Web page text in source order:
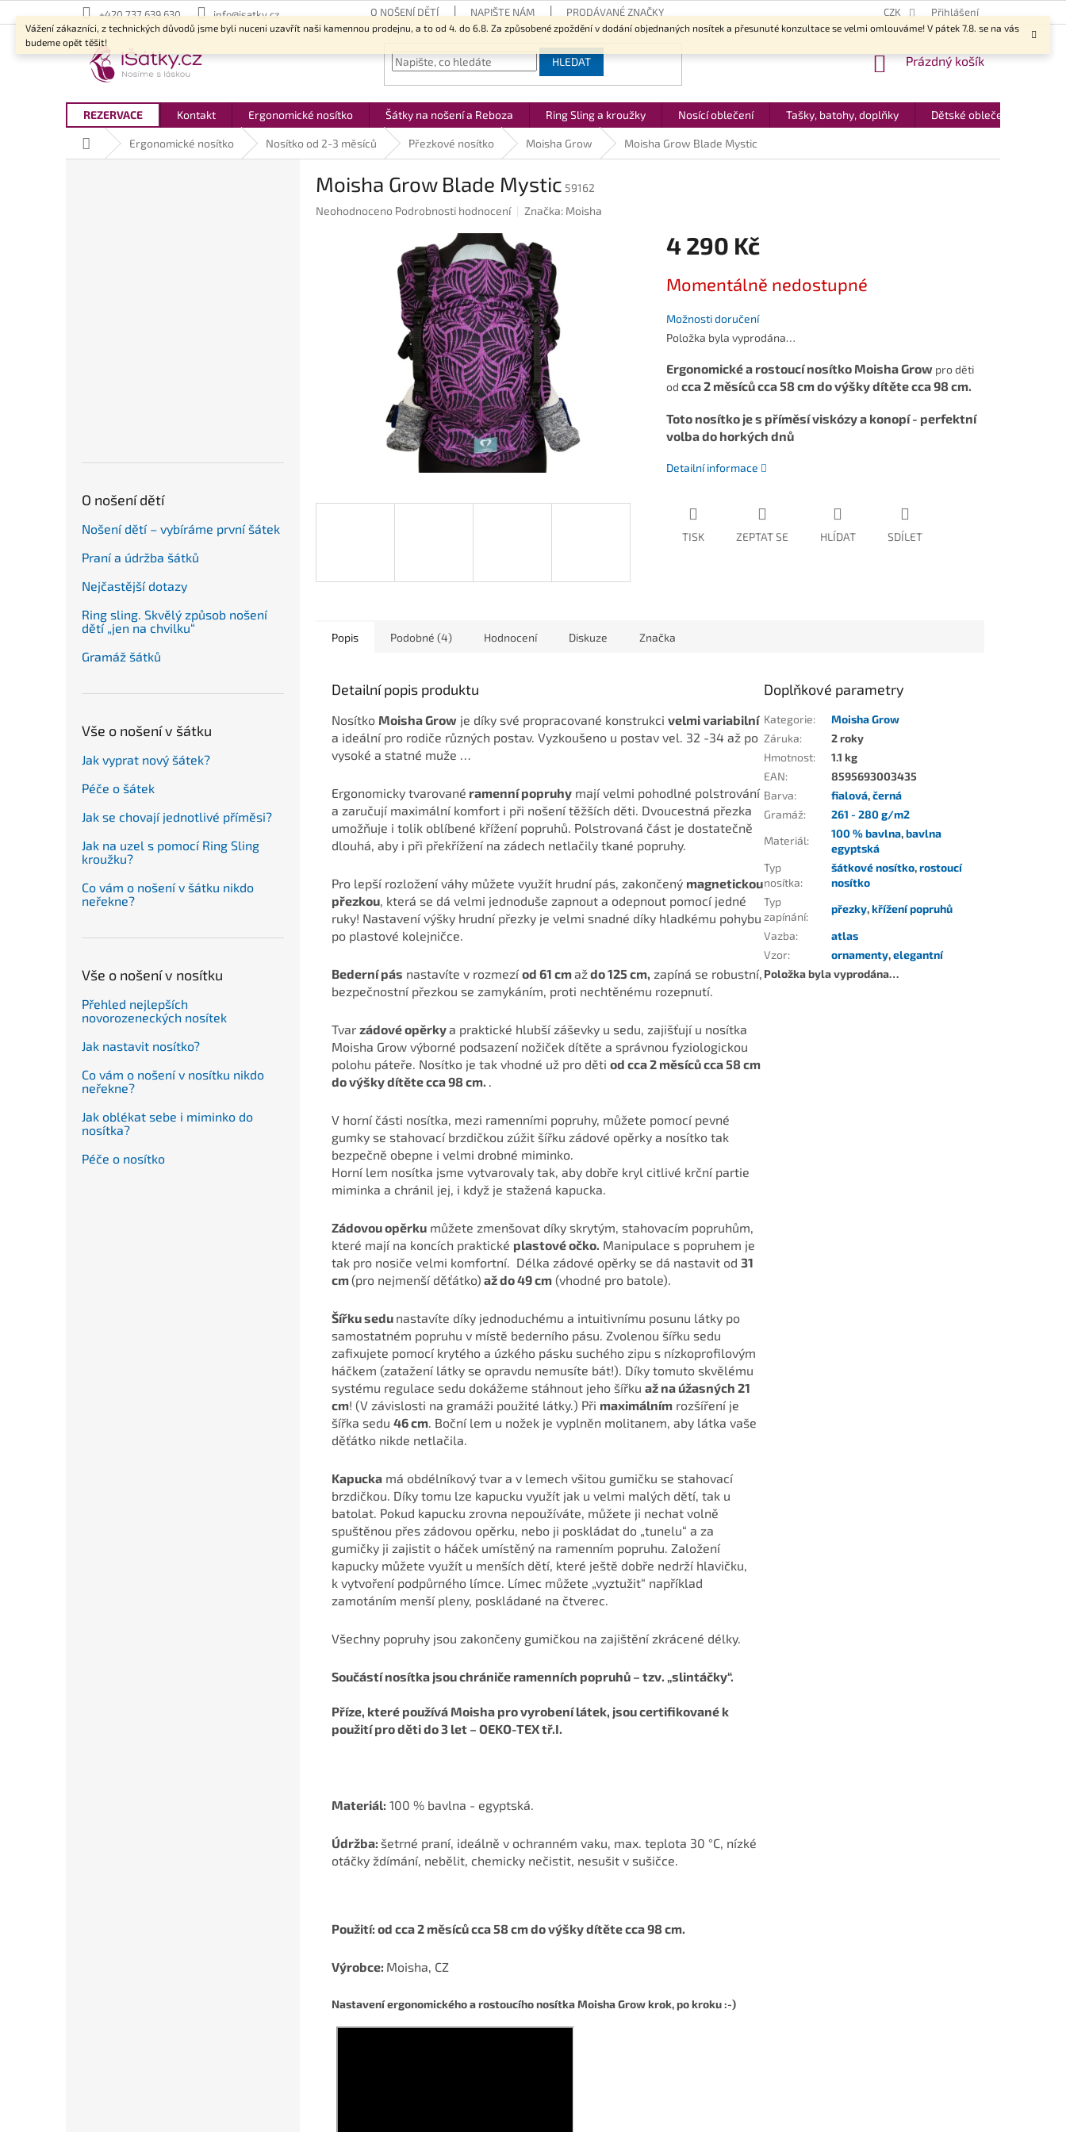
na
obsah
Vážení zákazníci, z technických důvodů jsme byli nuceni uzavřít naši kamennou prodejnu, a to od 4. do 6.8. Za způsobené zpoždění v dodání objednaných nosítek a přesunuté konzultace se velmi omlouváme! V pátek 7.8. se na vás
budeme opět těšit!
+420 737 639 630 info@isatky.cz O NOŠENÍ DĚTÍ NAPIŠTE NÁM PRODÁVANÉ ZNAČKY CZK Přihlášení
HLEDAT
NÁKUPNÍ
Prázdný košík
REZERVACE Kontakt Ergonomické nosítko Šátky na nošení a Reboza Ring Sling a kroužky Nosící oblečení Tašky, batohy, doplňky Dětské oblečení
Domů Ergonomické nosítko Nosítko od 2-3 měsíců Přezkové nosítko Moisha Grow Moisha Grow Blade Mystic
O nošení dětí
Nošení dětí – vybíráme první šátek
Praní a údržba šátků
Nejčastější dotazy
Ring sling. Skvělý způsob nošení
dětí „jen na chvilku“
Gramáž šátků
Vše o nošení v šátku
Jak vyprat nový šátek?
Péče o šátek
Jak se chovají jednotlivé příměsi?
Jak na uzel s pomocí Ring Sling
kroužku?
Co vám o nošení v šátku nikdo
neřekne?
Vše o nošení v nosítku
Přehled nejlepších
novorozeneckých nosítek
Jak nastavit nosítko?
Co vám o nošení v nosítku nikdo
neřekne?
Jak oblékat sebe i miminko do
nosítka?
Péče o nosítko
Moisha Grow Blade Mystic 59162
Průměrné
Neohodnoceno Podrobnosti hodnocení Značka: Moisha
4 290 Kč
cena:
Momentálně nedostupné
Možnosti doručení
Položka byla vyprodána…
Ergonomické a rostoucí nosítko Moisha Growpro děti
od cca 2 měsíců cca 58 cm do výšky dítěte cca 98 cm.
Toto nosítko je s příměsí viskózy a konopí - perfektní
volba do horkých dnů
Detailní informace
TISK ZEPTAT SE HLÍDAT SDÍLET
Popis Podobné (4) Hodnocení Diskuze Značka
Detailní popis produktu
Nosítko Moisha Grow je díky své propracované konstrukci velmi variabilní
a ideální pro rodiče různých postav. Vyzkoušeno u postav vel. 32 -34 až po
vysoké a statné muže …
Ergonomicky tvarované ramenní popruhy mají velmi pohodlné polstrování
a zaručují maximální komfort i při nošení těžších děti. Dvoucestná přezka
umožňuje i tolik oblíbené křížení popruhů. Polstrovaná část je dostatečně
dlouhá, aby i při překřížení na zádech netlačily tkané popruhy.
Pro lepší rozložení váhy můžete využít hrudní pás, zakončený magnetickou
přezkou , která se dá velmi jednoduše zapnout a odepnout pomocí jedné
ruky! Nastavení výšky hrudní přezky je velmi snadné díky hladkému pohybu
po plastové kolejničce.
Bederní pás nastavíte v rozmezíod 61 cmaždo 125 cm, zapíná se robustní,
bezpečnostní přezkou se zamykáním, proti nechtěnému rozepnutí.
Tvar zádové opěrkya praktické hlubší záševky u sedu, zajišťují u nosítka
Moisha Grow výborné podsazení nožiček dítěte a správnou fyziologickou
polohu páteře. Nosítko je tak vhodné už pro děti od cca 2 měsíců cca 58 cm
do výšky dítěte cca 98 cm.
V horní části nosítka, mezi ramenními popruhy, můžete pomocí pevné
gumky se stahovací brzdičkou zúžit šířku zádové opěrky a nosítko tak
bezpečně obepne i velmi drobné miminko.
Horní lem nosítka jsme vytvarovaly tak, aby dobře kryl citlivé krční partie
miminka a chránil jej, i když je stažená kapucka.
Zádovou opěrku můžete zmenšovat díky skrytým, stahovacím popruhům,
které mají na koncích praktické plastové očko. Manipulace s popruhem je
tak pro nosiče velmi komfortní. Délka zádové opěrky se dá nastavit od 31
cm (pro nejmenší děťátko) až do 49 cm (vhodné pro batole).
Šířku sedu nastavíte díky jednoduchému a intuitivnímu posunu látky po
samostatném popruhu v místě bederního pásu. Zvolenou šířku sedu
zafixujete pomocí krytého a úzkého pásku suchého zipu s nízkoprofilovým
háčkem (zatažení látky se opravdu nemusíte bát!). Díky tomuto skvělému
systému regulace sedu dokážeme stáhnout jeho šířku až na úžasných 21
cm! (V závislosti na gramáži použité látky.) Při maximálním rozšíření je
šířka sedu 46 cm . Boční lem u nožek je vyplněn molitanem, aby látka vaše
děťátko nikde netlačila.
Kapucka má obdélníkový tvar a v lemech všitou gumičku se stahovací
brzdičkou. Díky tomu lze kapucku využít jak u velmi malých dětí, tak u
batolat. Pokud kapucku zrovna nepoužíváte, můžete ji nechat volně
spuštěnou přes zádovou opěrku, nebo ji poskládat do „tunelu“ a za
gumičky ji zajistit o háček umístěný na ramenním popruhu. Založení
kapucky můžete využít u menších dětí, které ještě dobře nedrží hlavičku,
k vytvoření podpůrného límce. Límec můžete „vyztužit“ například
zamotáním menší pleny, poskládané na čtverec.
Všechny popruhy jsou zakončeny gumičkou na zajištění zkrácené délky.
Součástí nosítka jsou chrániče ramenních popruhů – tzv. „slintáčky“.
Příze, které používá Moisha pro vyrobení látek, jsou certifikované k
použití pro děti do 3 let – OEKO-TEX tř.I.
Materiál: 100 % bavlna - egyptská.
Údržba: šetrné praní, ideálně v ochranném vaku, max. teplota 30 °C, nízké
otáčky ždímání, nebělit, chemicky nečistit, nesušit v sušičce.
Použití: od cca 2 měsíců cca 58 cm do výšky dítěte cca 98 cm.
Výrobce: Moisha, CZ
Nastavení ergonomického a rostoucího nosítka Moisha Grow krok, po kroku :-)
Doplňkové parametry
Kategorie:
Moisha Grow
Záruka:
2 roky
Hmotnost:
1.1 kg
EAN:
8595693003435
Barva: fialová,černá
Gramáž:
261 - 280 g/m2
Materiál:
100 % bavlna,bavlna
egyptská
Typ
nosítka:
šátkové nosítko,rostoucí
nosítko
Typ
zapínání:
přezky,křížení popruhů
Vazba:
atlas
Vzor: ornamenty,elegantní
Položka byla vyprodána…